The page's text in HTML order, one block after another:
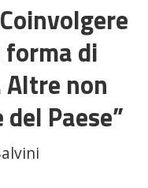
di
non
Paese”